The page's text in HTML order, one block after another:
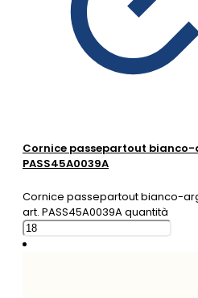
Cornice passepartout
PASS45A0039A
Cornice passepartout bianco-
art. PASS45A0039A quantità